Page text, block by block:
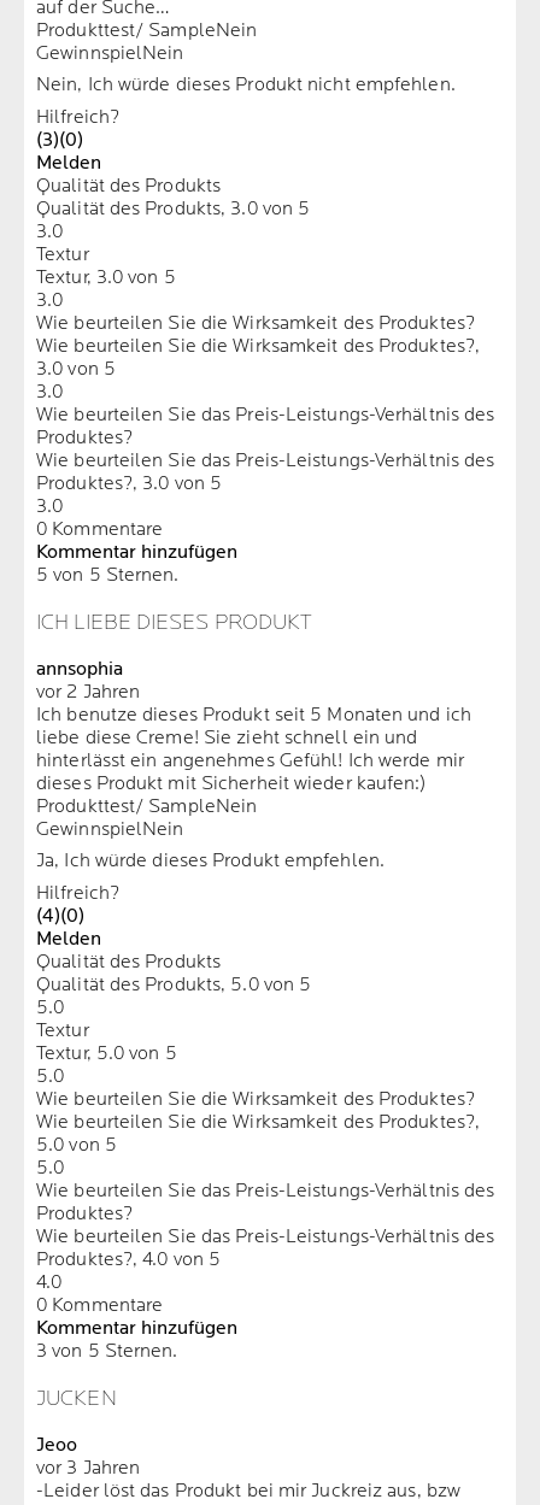
auf der Suche…
Produkttest/ SampleNein
GewinnspielNein
Nein, Ich würde dieses Produkt nicht empfehlen.
Hilfreich?
(3)(0)
Melden
Qualität des Produkts
Qualität des Produkts, 3.0 von 5
3.0
Textur
Textur, 3.0 von 5
3.0
Wie beurteilen Sie die Wirksamkeit des Produktes?
Wie beurteilen Sie die Wirksamkeit des Produktes?,
3.0 von 5
3.0
Wie beurteilen Sie das Preis-Leistungs-Verhältnis des
Produktes?
Wie beurteilen Sie das Preis-Leistungs-Verhältnis des
Produktes?, 3.0 von 5
3.0
0 Kommentare
Kommentar hinzufügen
5 von 5 Sternen.
ICH LIEBE DIESES PRODUKT
annsophia
vor 2 Jahren
Ich benutze dieses Produkt seit 5 Monaten und ich
liebe diese Creme! Sie zieht schnell ein und
hinterlässt ein angenehmes Gefühl! Ich werde mir
dieses Produkt mit Sicherheit wieder kaufen:)
Produkttest/ SampleNein
GewinnspielNein
Ja, Ich würde dieses Produkt empfehlen.
Hilfreich?
(4)(0)
Melden
Qualität des Produkts
Qualität des Produkts, 5.0 von 5
5.0
Textur
Textur, 5.0 von 5
5.0
Wie beurteilen Sie die Wirksamkeit des Produktes?
Wie beurteilen Sie die Wirksamkeit des Produktes?,
5.0 von 5
5.0
Wie beurteilen Sie das Preis-Leistungs-Verhältnis des
Produktes?
Wie beurteilen Sie das Preis-Leistungs-Verhältnis des
Produktes?, 4.0 von 5
4.0
0 Kommentare
Kommentar hinzufügen
3 von 5 Sternen.
JUCKEN
Jeoo
vor 3 Jahren
-Leider löst das Produkt bei mir Juckreiz aus, bzw